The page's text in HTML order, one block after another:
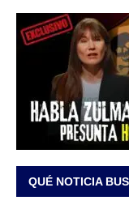
QUÉ NOTICIA